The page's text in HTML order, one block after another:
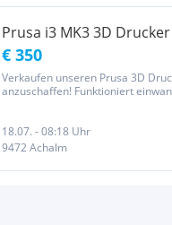
Prusa i3 MK3 3D Drucker
€ 350
Verkaufen unseren Prusa 3D
anzuschaffen! Funktioniert
zu...
18.07. - 08:18 Uhr
9472 Achalm